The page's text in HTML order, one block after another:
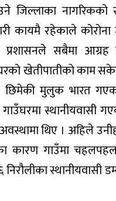
जिल्लाका
कायमै रहेकाले
प्रशासनले सबैमा
खेतीपातीको काम
छिमेकी मुलुक भारत
स्थानीयवासी
थिए । अहिले
कारण गाउँमा
स्थानीयवासी